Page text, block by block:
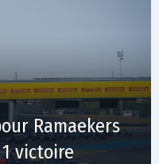
Ramaekers
victoire